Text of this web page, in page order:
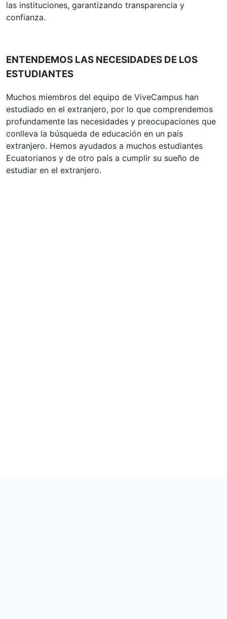
las instituciones, garantizando transparencia y
confianza.
ENTENDEMOS LAS NECESIDADES DE LOS
ESTUDIANTES
Muchos miembros del equipo de ViveCampus han
estudiado en el extranjero, por lo que comprendemos
profundamente las necesidades y preocupaciones que
conlleva la búsqueda de educación en un país
extranjero. Hemos ayudados a muchos estudiantes
Ecuatorianos y de otro país a cumplir su sueño de
estudiar en el extranjero.